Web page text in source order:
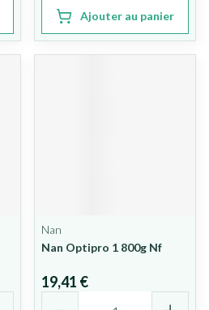
Ajouter au panier
Nan
Nan Optipro 1 800g Nf
19,41 €